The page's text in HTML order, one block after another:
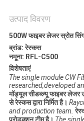
उत्पाद विवरण
500W फाइबर लेजर स्रोत
ब्रांड: रेस्कस
नमूना: RFL-C500
विशेषताएं
The single module CW
researched,developed
मॉड्यूल सीडब्ल्यू फाइबर लेजर
से रेस्कस द्वारा निर्मित है।
and production team.